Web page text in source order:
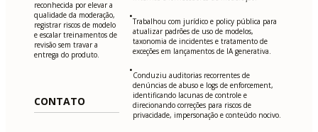
reconhecida por elevar a
qualidade da moderação,
registrar riscos de modelo
e escalar treinamentos de
revisão sem travar a
entrega do produto.
CONTATO
•Trabalhou com jurídico e policy pública para
atualizar padrões de uso de modelos,
taxonomia de incidentes e tratamento de
exceções em lançamentos de IA generativa.
•Conduziu auditorias recorrentes de
denúncias de abuso e logs de enforcement,
identificando lacunas de controle e
direcionando correções para riscos de
privacidade, impersonação e conteúdo nocivo.